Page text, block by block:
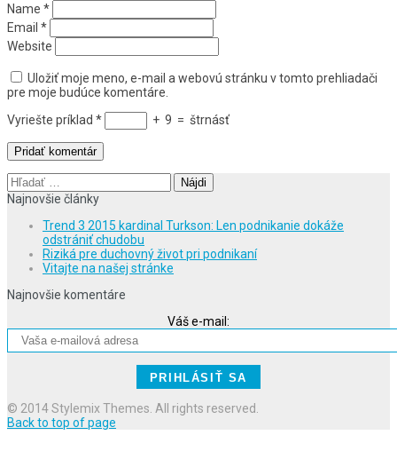
Name *
Email *
Website
Uložiť moje meno, e-mail a webovú stránku v tomto prehliadači
pre moje budúce komentáre.
Vyriešte príklad * + 9 = štrnásť
Hľadať:
Najnovšie články
Trend 3 2015 kardinal Turkson: Len podnikanie dokáže
odstrániť chudobu
Riziká pre duchovný život pri podnikaní
Vitajte na našej stránke
Najnovšie komentáre
Váš e-mail:
© 2014 Stylemix Themes. All rights reserved.
Back to top of page